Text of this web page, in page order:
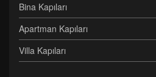
Bina Kapıları
Apartman Kapıları
Villa Kapıları